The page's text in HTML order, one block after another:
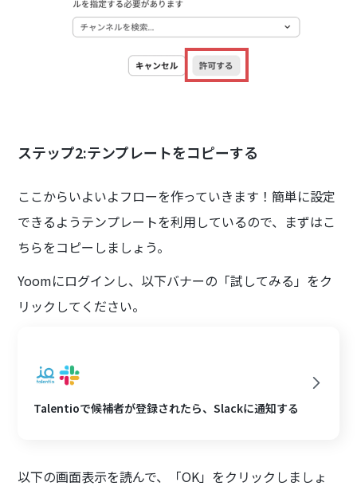
ステップ2:テンプレートをコピーする
ここからいよいよフローを作っていきます！簡単に設定
できるようテンプレートを利用しているので、まずはこ
ちらをコピーしましょう。
Yoomにログインし、以下バナーの「試してみる」をク
リックしてください。
Talentioで候補者が登録されたら、Slackに通知する
以下の画面表示を読んで、「OK」をクリックしましょ